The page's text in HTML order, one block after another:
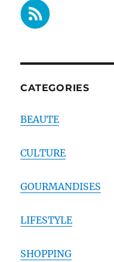
CATEGORIES
BEAUTE
CULTURE
GOURMANDISES
LIFESTYLE
SHOPPING